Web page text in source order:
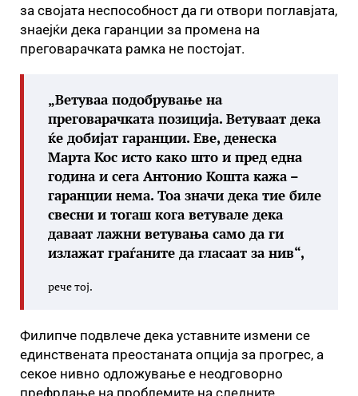
за својата неспособност да ги отвори поглавјата,
знаејќи дека гаранции за промена на
преговарачката рамка не постојат.
„Ветуваа подобрување на
преговарачката позиција. Ветуваат дека
ќе добијат гаранции. Еве, денеска
Марта Кос исто како што и пред една
година и сега Антонио Кошта кажа –
гаранции нема. Тоа значи дека тие биле
свесни и тогаш кога ветувале дека
даваат лажни ветувања само да ги
излажат граѓаните да гласаат за нив“,
рече тој.
Филипче подвлече дека уставните измени се
единствената преостаната опција за прогрес, а
секое нивно одложување е неодговорно
префрлање на проблемите на следните